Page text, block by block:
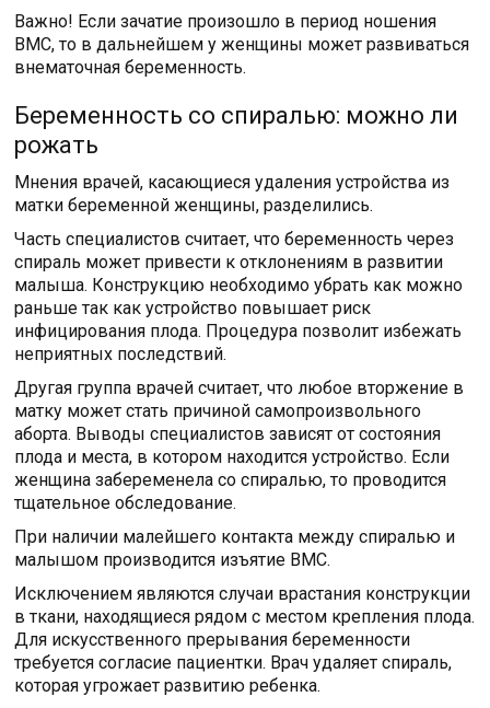
Важно! Если зачатие произошло в период ношения
ВМС, то в дальнейшем у женщины может развиваться
внематочная беременность.
Беременность со спиралью: можно ли
рожать
Мнения врачей, касающиеся удаления устройства из
матки беременной женщины, разделились.
Часть специалистов считает, что беременность через
спираль может привести к отклонениям в развитии
малыша. Конструкцию необходимо убрать как можно
раньше так как устройство повышает риск
инфицирования плода. Процедура позволит избежать
неприятных последствий.
Другая группа врачей считает, что любое вторжение в
матку может стать причиной самопроизвольного
аборта. Выводы специалистов зависят от состояния
плода и места, в котором находится устройство. Если
женщина забеременела со спиралью, то проводится
тщательное обследование.
При наличии малейшего контакта между спиралью и
малышом производится изъятие ВМС.
Исключением являются случаи врастания конструкции
в ткани, находящиеся рядом с местом крепления плода.
Для искусственного прерывания беременности
требуется согласие пациентки. Врач удаляет спираль,
которая угрожает развитию ребенка.